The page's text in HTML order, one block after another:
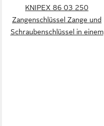
KNIPEX 86 03 250
Zangenschlüssel Zange und
Schraubenschlüssel in einem